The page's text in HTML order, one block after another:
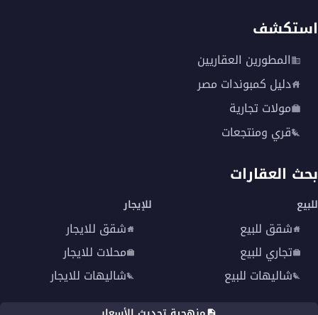
استكشف
المطورين العقاريين
دليل كمبوندات مصر
مولات تجارية
قري ومنتجعات
بحث العقارات
للبيع
شقق للبيع
تجاري للبيع
شاليهات للبيع
للإيجار
شقق للايجار
محلات للايجار
شاليهات للايجار